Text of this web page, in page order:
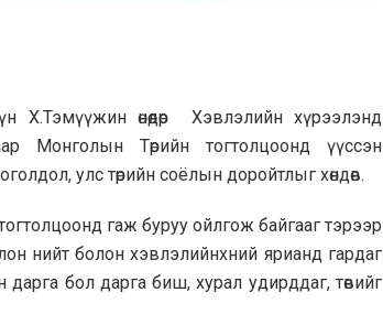
өнөөдөр Хэвлэлийн хүрээлэнд
Монголын Төрийн тогтолцоонд үүссэн
улс төрийн соёлын доройтлыг хөндөв.
гаж буруу ойлгож байгааг тэрээр
нийт болон хэвлэлийнхний ярианд гардаг
дарга бол дарга биш, хурал удирддаг, төвийг